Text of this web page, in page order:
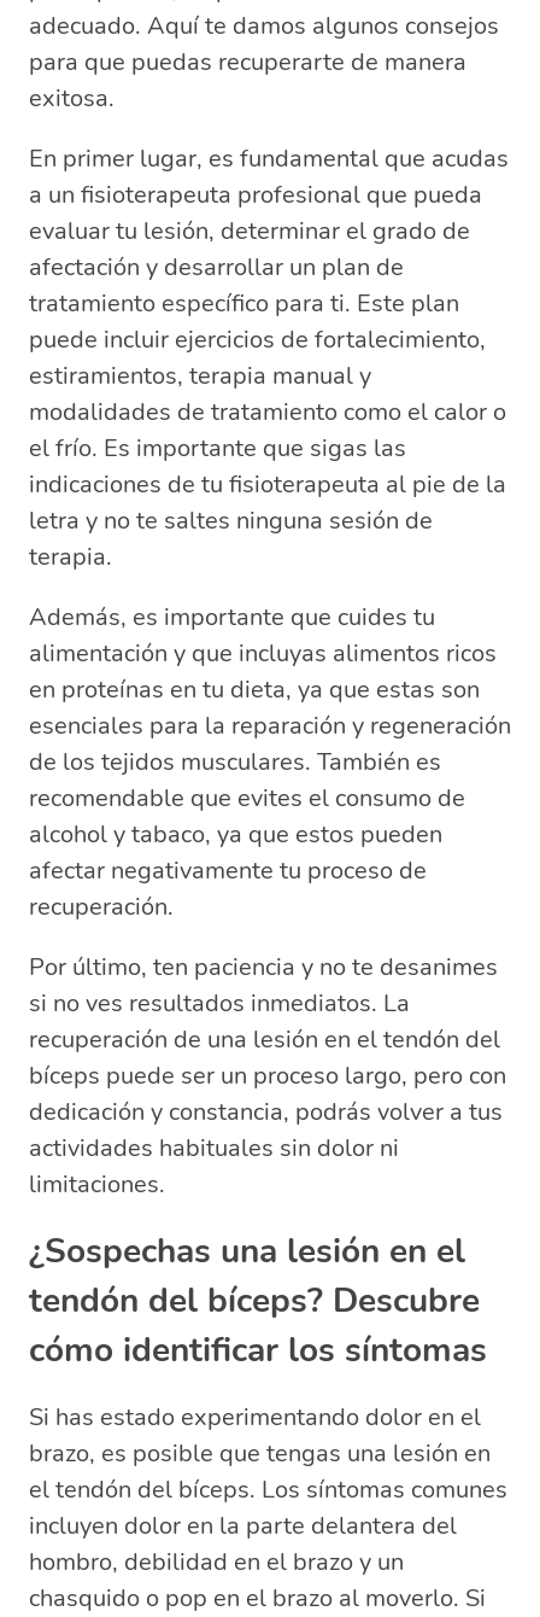
adecuado. Aquí te damos algunos consejos
para que puedas recuperarte de manera
exitosa.
En primer lugar, es fundamental que acudas
a un fisioterapeuta profesional que pueda
evaluar tu lesión, determinar el grado de
afectación y desarrollar un plan de
tratamiento específico para ti. Este plan
puede incluir ejercicios de fortalecimiento,
estiramientos, terapia manual y
modalidades de tratamiento como el calor o
el frío. Es importante que sigas las
indicaciones de tu fisioterapeuta al pie de la
letra y no te saltes ninguna sesión de
terapia.
Además, es importante que cuides tu
alimentación y que incluyas alimentos ricos
en proteínas en tu dieta, ya que estas son
esenciales para la reparación y regeneración
de los tejidos musculares. También es
recomendable que evites el consumo de
alcohol y tabaco, ya que estos pueden
afectar negativamente tu proceso de
recuperación.
Por último, ten paciencia y no te desanimes
si no ves resultados inmediatos. La
recuperación de una lesión en el tendón del
bíceps puede ser un proceso largo, pero con
dedicación y constancia, podrás volver a tus
actividades habituales sin dolor ni
limitaciones.
¿Sospechas una lesión en el
tendón del bíceps? Descubre
cómo identificar los síntomas
Si has estado experimentando dolor en el
brazo, es posible que tengas una lesión en
el tendón del bíceps. Los síntomas comunes
incluyen dolor en la parte delantera del
hombro, debilidad en el brazo y un
chasquido o pop en el brazo al moverlo. Si